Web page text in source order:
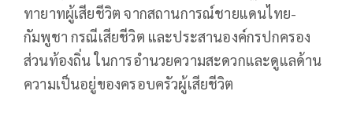
ทายาทผู้เสียชีวิต จากสถานการณ์ชายแดนไทย-
กัมพูชา กรณีเสียชีวิต และประสานองค์กรปกครอง
ส่วนท้องถิ่น ในการอำนวยความสะดวกและดูแลด้าน
ความเป็นอยู่ของครอบครัวผู้เสียชีวิต